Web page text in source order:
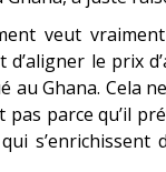
veut
le prix
au Ghana. Cela
pas parce qu’il
s’enrichissent